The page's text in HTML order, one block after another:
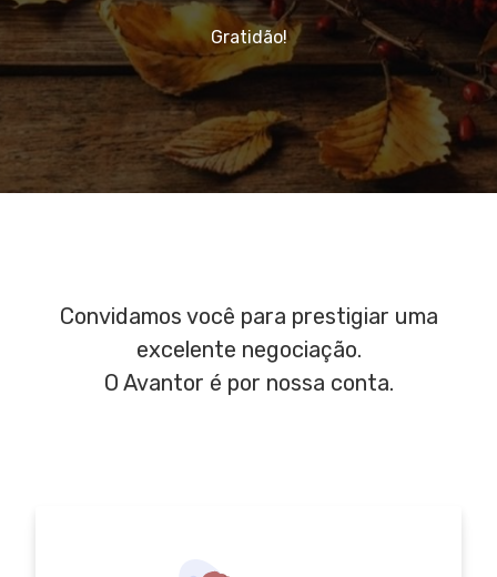
Gratidão!
Convidamos você para prestigiar uma
excelente negociação.
O Avantor é por nossa conta.